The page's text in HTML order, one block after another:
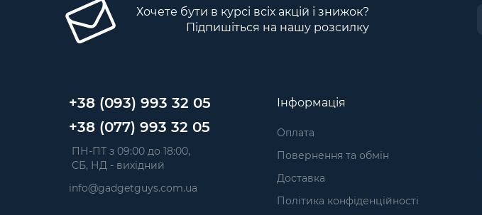
Хочете бути в курсі всіх акцій і знижок?
Підпишіться на нашу розсилку
+38 (093) 993 32 05
+38 (077) 993 32 05
ПН-ПТ з 09:00 до 18:00,
СБ, НД - вихідний
info@gadgetguys.com.ua
Інформація
Оплата
Повернення та обмін
Доставка
Політика конфіденційності